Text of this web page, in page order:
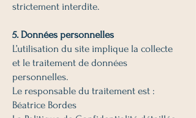
strictement interdite.
5. Données personnelles
L’utilisation du site implique la collecte
et le traitement de données
personnelles.
Le responsable du traitement est :
Béatrice Bordes